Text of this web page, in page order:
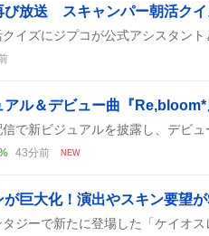
び放送 スキャンパー朝活ク
43分前 NEW
巨大化！演出やスキン要望